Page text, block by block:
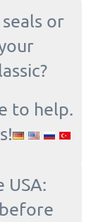
or
to help.
USA: